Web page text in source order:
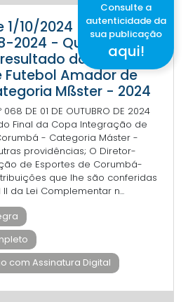
1/10/2024 -
2024 - Que
resultado da Copa
Futebol Amador de
Mßster - 2024
068 DE 01 DE OUTUBRO DE 2024
Final da Copa Integração de
- Categoria Máster -
providências; O Diretor-
de Esportes de Corumbá-
que lhe são conferidas
II da Lei Complementar n...
com Assinatura Digital
Consulte a
autenticidade da
sua publicação
aqui!